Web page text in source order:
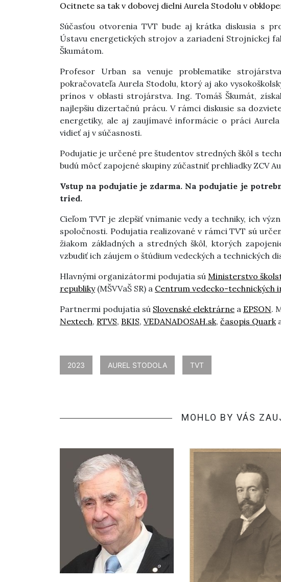
Ocitnete sa tak v dobovej dielni Aurela Stodolu v
Súčasťou otvorenia TVT bude aj krátka diskusia s
Ústavu energetických strojov a zariadení Strojníckej
Škumátom.
Profesor Urban sa venuje problematike
pokračovateľa Aurela Stodolu, ktorý aj ako
prínos v oblasti strojárstva. Ing. Tomáš Škumát,
najlepšiu dizertačnú prácu. V rámci diskusie sa
energetiky, ale aj zaujímavé informácie o práci
vidieť aj v súčasnosti.
Podujatie je určené pre študentov stredných škôl s
budú môcť zapojené skupiny zúčastniť prehliadky ZCV
Vstup na podujatie je zdarma. Na podujatie je
tried.
Cieľom TVT je zlepšiť vnímanie vedy a techniky, ich
spoločnosti. Podujatia realizované v rámci TVT sú
žiakom základných a stredných škôl, ktorých
vzbudiť ich záujem o štúdium vedeckých a technických
Hlavnými organizátormi podujatia sú Ministerstvo
republiky(MŠVVaŠ SR) a Centrum vedecko-technických
Partnermi podujatia sú Slovenské elektrárne a EPSON.
Nextech, RTVS, BKIS, VEDANADOSAH.sk, časopis Quark
2023 AUREL STODOLA TVT
MOHLO BY VÁS